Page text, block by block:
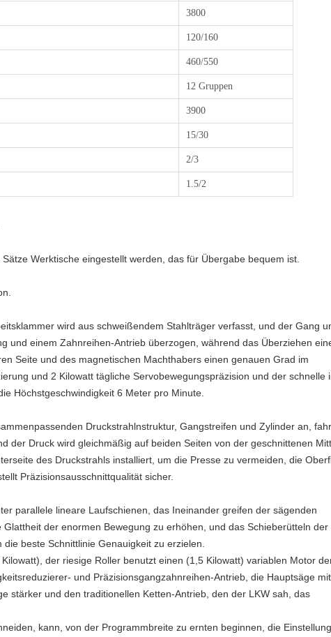
3800
120/160
460/550
12 Gruppen
3900
15/30
2/3
1.5/2
Werktische eingestellt werden, das für Übergabe bequem ist.
wird aus schweißendem Stahlträger verfasst, und der Gang
und einem Zahnreihen-Antrieb überzogen, während das Überziehen
Seite und des magnetischen Machthabers einen genauen Grad im
und 2 Kilowatt tägliche Servobewegungspräzision und der schnelle
Höchstgeschwindigkeit 6 Meter pro Minute.
Druckstrahlnstruktur, Gangstreifen und Zylinder an,
der Druck wird gleichmäßig auf beiden Seiten von der geschnittenen
des Druckstrahls installiert, um die Presse zu vermeiden, die
Präzisionsausschnittqualität sicher.
parallele lineare Laufschienen, das Ineinander greifen der sägenden
der enormen Bewegung zu erhöhen, und das Schieberütteln der
beste Schnittlinie Genauigkeit zu erzielen.
der riesige Roller benutzt einen (1,5 Kilowatt) variablen Motor
und Präzisionsgangzahnreihen-Antrieb, die Hauptsäge
stärker und den traditionellen Ketten-Antrieb, den der LKW sah, das
kann, von der Programmbreite zu ernten beginnen, die